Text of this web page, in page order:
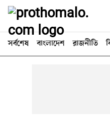
সর্বশেষ বাংলাদেশ রাজনীতি